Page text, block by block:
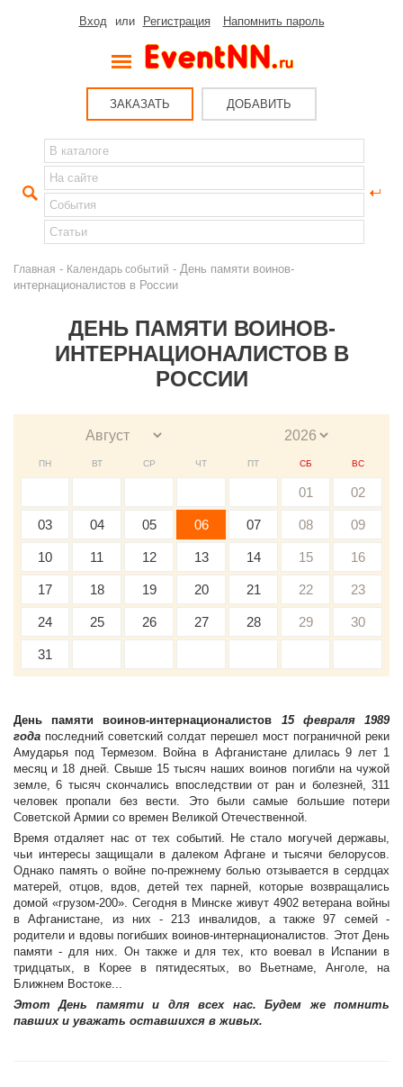
Вход или Регистрация Напомнить пароль
ЗАКАЗАТЬ ДОБАВИТЬ
Главная - Календарь событий - День памяти воинов-
интернационалистов в России
ДЕНЬ ПАМЯТИ ВОИНОВ-
ИНТЕРНАЦИОНАЛИСТОВ В
РОССИИ
ПН ВТ СР ЧТ ПТ СБ ВС
01 02
03 04 05 06 07 08 09
10 11 12 13 14 15 16
17 18 19 20 21 22 23
24 25 26 27 28 29 30
31
День памяти воинов-интернационалистов
15 февраля 1989
года последний советский солдат перешел мост пограничной реки
Амударья под Термезом. Война в Афганистане длилась 9 лет 1
месяц и 18 дней. Свыше 15 тысяч наших воинов погибли на чужой
земле, 6 тысяч скончались впоследствии от ран и болезней, 311
человек пропали без вести. Это были самые большие потери
Советской Армии со времен Великой Отечественной.
Время отдаляет нас от тех событий. Не стало могучей державы,
чьи интересы защищали в далеком Афгане и тысячи белорусов.
Однако память о войне по-прежнему болью отзывается в сердцах
матерей, отцов, вдов, детей тех парней, которые возвращались
домой «грузом-200». Сегодня в Минске живут 4902 ветерана войны
в Афганистане, из них - 213 инвалидов, а также 97 семей -
родители и вдовы погибших воинов-интернационалистов. Этот День
памяти - для них. Он также и для тех, кто воевал в Испании в
тридцатых, в Корее в пятидесятых, во Вьетнаме, Анголе, на
Ближнем Востоке...
Этот День памяти и для всех нас.
Будем же помнить
павших и уважать оставшихся в живых.